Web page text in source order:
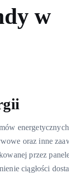
w
oraz inne
przez
ciągłości